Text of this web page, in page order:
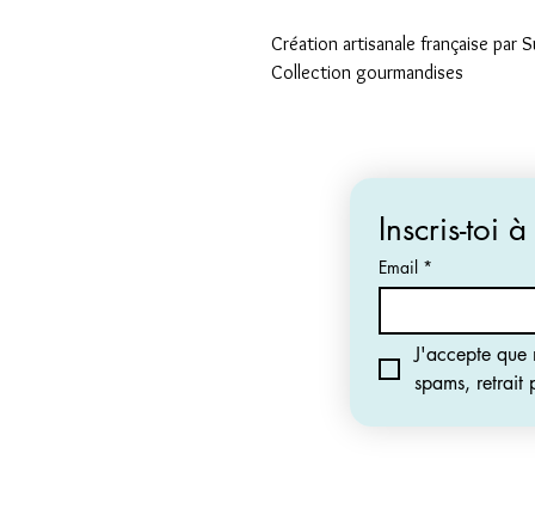
Création artisanale française par
Collection gourmandises
Inscris-toi
Email *
J'accepte que
spams, retrait